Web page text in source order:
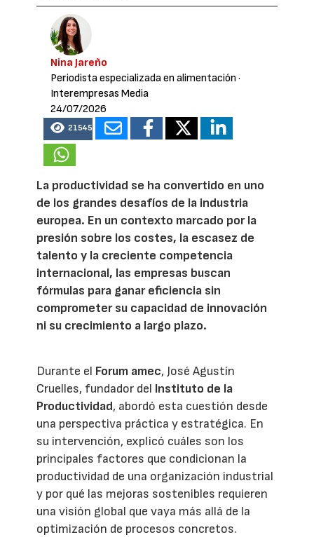
Nina Jareño
Periodista especializada en alimentación ·
Interempresas Media
24/07/2026
21545
La productividad se ha convertido en uno
de los grandes desafíos de la industria
europea. En un contexto marcado por la
presión sobre los costes, la escasez de
talento y la creciente competencia
internacional, las empresas buscan
fórmulas para ganar eficiencia sin
comprometer su capacidad de innovación
ni su crecimiento a largo plazo.
Durante el Forum amec, José Agustín
Cruelles, fundador del Instituto de la
Productividad, abordó esta cuestión desde
una perspectiva práctica y estratégica. En
su intervención, explicó cuáles son los
principales factores que condicionan la
productividad de una organización industrial
y por qué las mejoras sostenibles requieren
una visión global que vaya más allá de la
optimización de procesos concretos.